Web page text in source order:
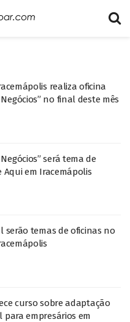
realiza oficina
no final deste mês
será tema de
Aqui em Iracemápolis
serão temas de oficinas no
curso sobre adaptação
empresários em